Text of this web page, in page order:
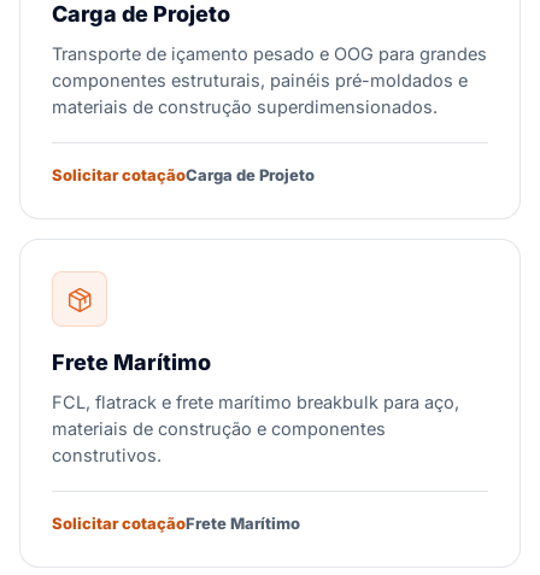
Carga de Projeto
Transporte de içamento pesado e OOG para grandes
componentes estruturais, painéis pré-moldados e
materiais de construção superdimensionados.
Solicitar cotaçãoCarga de Projeto
Frete Marítimo
FCL, flatrack e frete marítimo breakbulk para aço,
materiais de construção e componentes
construtivos.
Solicitar cotaçãoFrete Marítimo